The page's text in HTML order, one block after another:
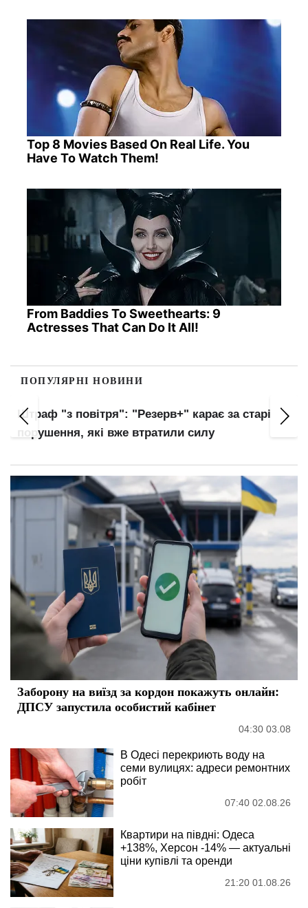
Top 8 Movies Based On Real Life. You
Have To Watch Them!
From Baddies To Sweethearts: 9
Actresses That Can Do It All!
ПОПУЛЯРНІ НОВИНИ
Українців автоматично внесуть до баз ТЦК:
нові правила військового обліку
Заборону на виїзд за кордон покажуть онлайн:
ДПСУ запустила особистий кабінет
04:30 03.08
В Одесі перекриють воду на
семи вулицях: адреси ремонтних
робіт
07:40 02.08.26
Квартири на півдні: Одеса
+138%, Херсон -14% — актуальні
ціни купівлі та оренди
21:20 01.08.26